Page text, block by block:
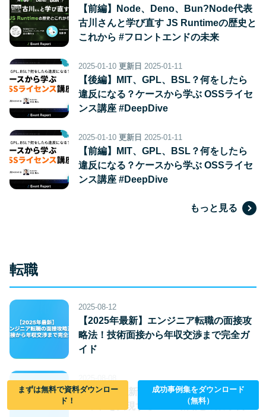
まずは無料で資料ダウンロー
ド！
成功事例集をダウンロード
（無料）
【前編】Node、Deno、Bun?Node代表
古川さんと学び直す JS Runtimeの歴史と
これから #フロントエンドの未来
2025-01-10 更新日 2025-01-11
【後編】MIT、GPL、BSL？何をしたら
違反になる？ケースから学ぶ OSSライセ
ンス講座 #DeepDive
2025-01-10 更新日 2025-01-11
【前編】MIT、GPL、BSL？何をしたら
違反になる？ケースから学ぶ OSSライセ
ンス講座 #DeepDive
もっと見る
転職
2025-08-12
【2025年最新】エンジニア転職の面接攻
略法！技術面接から年収交渉まで完全ガ
イド
【2025年最新】エンジニアが転職で年収
アップを実現する5つの戦略と成功事例